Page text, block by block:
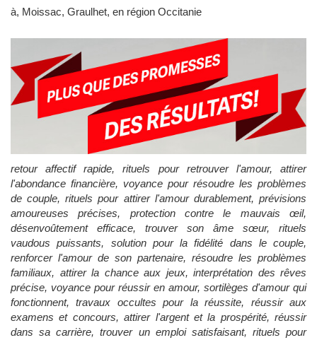
à, Moissac, Graulhet, en région Occitanie
retour affectif rapide, rituels pour retrouver l'amour, attirer
l'abondance financière, voyance pour résoudre les problèmes
de couple, rituels pour attirer l'amour durablement, prévisions
amoureuses précises, protection contre le mauvais œil,
désenvoûtement efficace, trouver son âme sœur, rituels
vaudous puissants, solution pour la fidélité dans le couple,
renforcer l'amour de son partenaire, résoudre les problèmes
familiaux, attirer la chance aux jeux, interprétation des rêves
précise, voyance pour réussir en amour, sortilèges d'amour qui
fonctionnent, travaux occultes pour la réussite, réussir aux
examens et concours, attirer l'argent et la prospérité, réussir
dans sa carrière, trouver un emploi satisfaisant, rituels pour